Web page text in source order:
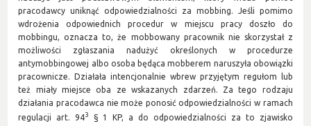
pracodawcy uniknąć odpowiedzialności za mobbing. Jeśli pomimo
wdrożenia odpowiednich procedur w miejscu pracy doszło do
mobbingu, oznacza to, że mobbowany pracownik nie skorzystał z
możliwości zgłaszania nadużyć określonych w procedurze
antymobbingowej albo osoba będąca mobberem naruszyła obowiązki
pracownicze. Działała intencjonalnie wbrew przyjętym regułom lub
też miały miejsce oba ze wskazanych zdarzeń. Za tego rodzaju
działania pracodawca nie może ponosić odpowiedzialności w ramach
regulacji art. 943
§ 1 KP, a do odpowiedzialności za to zjawisko